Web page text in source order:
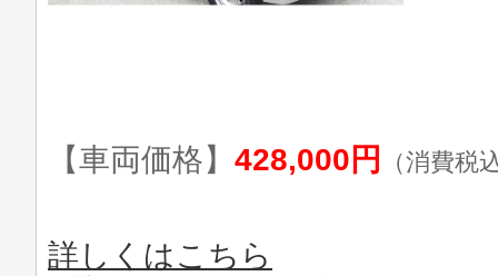
【車両価格】 428,000円 （消費税
詳しくはこちら